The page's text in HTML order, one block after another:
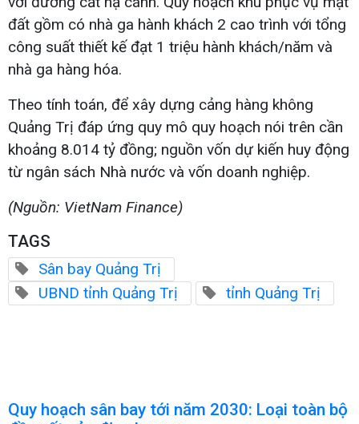
đất gồm có nhà ga hành khách 2 cao trình với tổng
công suất thiết kế đạt 1 triệu hành khách/năm và
nhà ga hàng hóa.
Theo tính toán, để xây dựng cảng hàng không
Quảng Trị đáp ứng quy mô quy hoạch nói trên cần
khoảng 8.014 tỷ đồng; nguồn vốn dự kiến huy động
từ ngân sách Nhà nước và vốn doanh nghiệp.
(Nguồn: VietNam Finance)
TAGS
Sân bay Quảng Trị
UBND tỉnh Quảng Trị
tỉnh Quảng Trị
Quy hoạch sân bay tới năm 2030: Loại toàn bộ